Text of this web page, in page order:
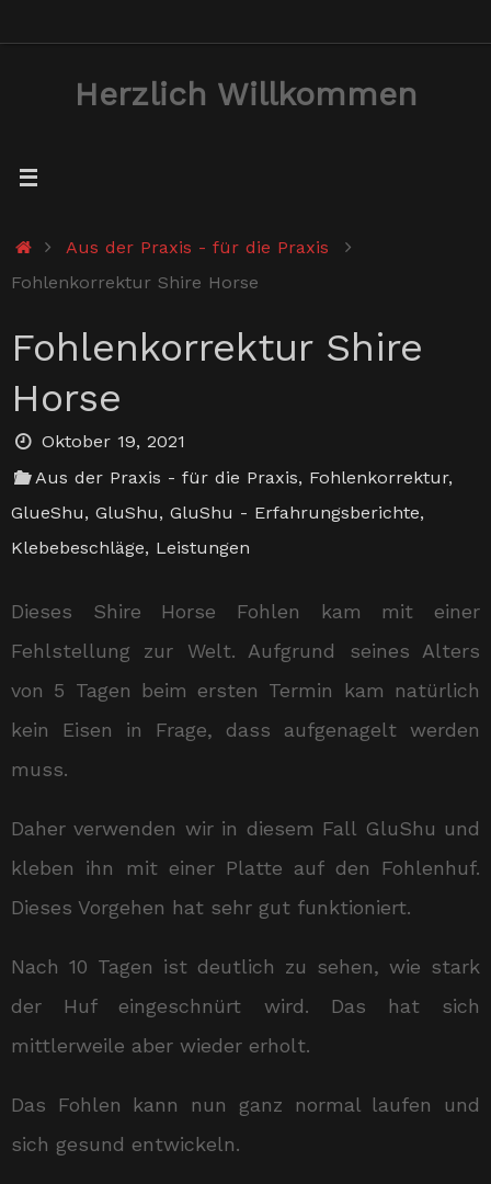
Herzlich Willkommen
StartAus der Praxis - für die Praxis
Fohlenkorrektur Shire Horse
Fohlenkorrektur Shire
Horse
Oktober 19, 2021
Aus der Praxis - für die Praxis, Fohlenkorrektur,
GlueShu, GluShu, GluShu - Erfahrungsberichte,
Klebebeschläge, Leistungen
Dieses Shire Horse Fohlen kam mit einer
Fehlstellung zur Welt. Aufgrund seines Alters
von 5 Tagen beim ersten Termin kam natürlich
kein Eisen in Frage, dass aufgenagelt werden
muss.
Daher verwenden wir in diesem Fall GluShu und
kleben ihn mit einer Platte auf den Fohlenhuf.
Dieses Vorgehen hat sehr gut funktioniert.
Nach 10 Tagen ist deutlich zu sehen, wie stark
der Huf eingeschnürt wird. Das hat sich
mittlerweile aber wieder erholt.
Das Fohlen kann nun ganz normal laufen und
sich gesund entwickeln.